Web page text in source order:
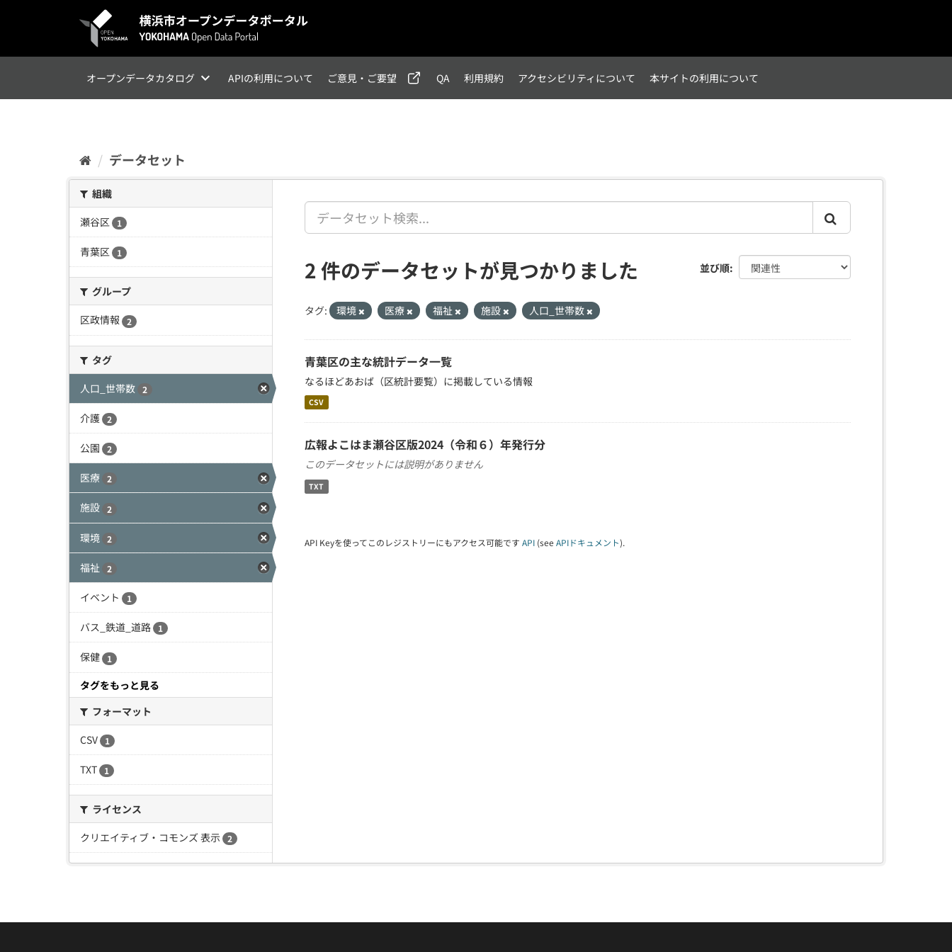
オープンデータカタログ APIの利用について ご意見・ご要望 QA 利用規約 アクセシビリティについて 本サイトの利用について
データセット
組織
瀬谷区
1
青葉区 1
グループ
区政情報
2
タグ
人口_世帯数 2
介護 2
公園 2
医療 2
施設 2
環境 2
福祉 2
イベント 1
バス_鉄道_道路 1
保健 1
タグをもっと見る
フォーマット
CSV
1
TXT 1
ライセンス
クリエイティブ・コモンズ 表示 2
並び順
2 件のデータセットが見つかりました
タグ: 環境 医療 福祉 施設 人口_世帯数
青葉区の主な統計データ一覧
なるほどあおば（区統計要覧）に掲載している情報
CSV
広報よこはま瀬谷区版2024（令和６）年発行分
このデータセットには説明がありません
TXT
API Keyを使ってこのレジストリーにもアクセス可能です API (see APIドキュメント).